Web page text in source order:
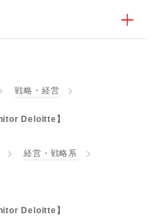
戦略・経営
Deloitte】
経営・戦略系
Deloitte】